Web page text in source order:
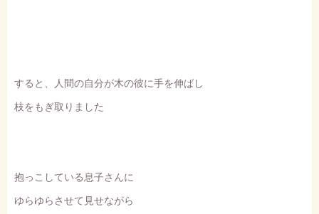
すると、人間の自分が木の彼に手を伸ばし
枝をもぎ取りました
抱っこしている息子さんに
ゆらゆらさせて見せながら